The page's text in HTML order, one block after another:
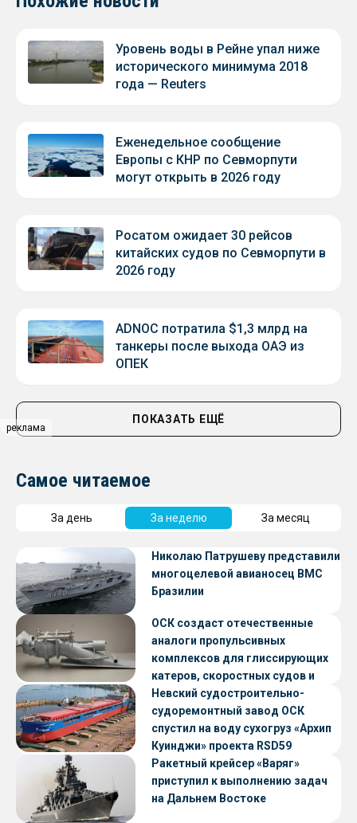
реклама
Уровень воды в Рейне упал ниже
исторического минимума 2018
года — Reuters
Еженедельное сообщение
Европы с КНР по Севморпути
могут открыть в 2026 году
Росатом ожидает 30 рейсов
китайских судов по Севморпути в
2026 году
ADNOC потратила $1,3 млрд на
танкеры после выхода ОАЭ из
ОПЕК
ПОКАЗАТЬ ЕЩЁ
Самое читаемое
За день За неделю За месяц
Николаю Патрушеву представили
многоцелевой авианосец ВМС
Бразилии
ОСК создаст отечественные
аналоги пропульсивных
комплексов для глиссирующих
катеров, скоростных судов и
судов с малой осадкой
Невский судостроительно-
судоремонтный завод ОСК
спустил на воду сухогруз «Архип
Куинджи» проекта RSD59
Ракетный крейсер «Варяг»
приступил к выполнению задач
на Дальнем Востоке